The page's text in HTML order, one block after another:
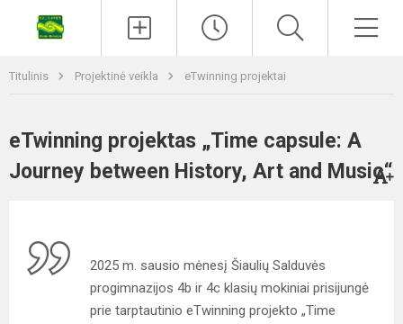
Titulinis Projektinė veikla eTwinning projektai
eTwinning projektas „Time capsule: A
Journey between History, Art and Music“
2025 m. sausio mėnesį Šiaulių Salduvės
progimnazijos 4b ir 4c klasių mokiniai prisijungė
prie tarptautinio eTwinning projekto „Time